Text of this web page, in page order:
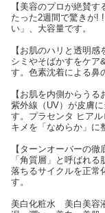
【美容のプロが絶賛す
たった2週間で驚きが!
い」、大容量です。
【お肌のハリと透明感
シミやそばかすをケア
す。色素沈着による鼻
【お肌を内側からうる
紫外線（UV）が皮膚
す。プラセンタ ヒア
キメを「なめらか」に
【ターンオーバーの徹
「角質層」と呼ばれ
落ちるサイクルを正常
す。
美白化粧水 美白美